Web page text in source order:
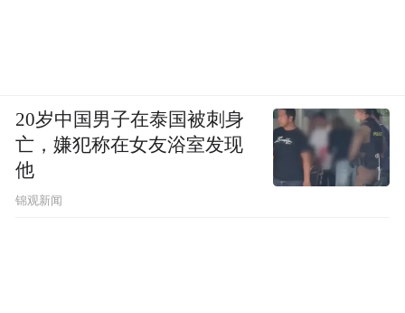
20岁中国男子在泰国被刺身
亡，嫌犯称在女友浴室发现
他
锦观新闻